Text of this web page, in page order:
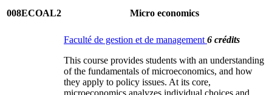
008ECOAL2 Micro economics
Faculté de gestion et de management 6 crédits
This course provides students with an understanding
of the fundamentals of microeconomics, and how
they apply to policy issues. At its core,
microeconomics analyzes individual choices and